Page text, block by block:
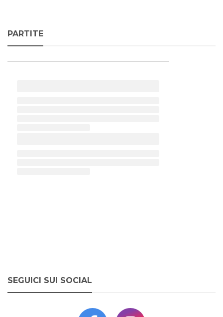
PARTITE
SEGUICI SUI SOCIAL